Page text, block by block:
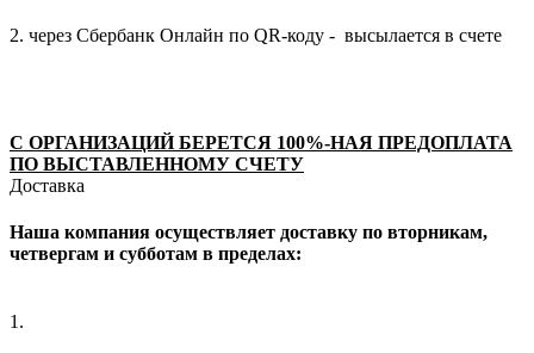
2. через Сбербанк Онлайн по QR-коду - высылается в счете
С ОРГАНИЗАЦИЙ БЕРЕТСЯ 100%-НАЯ ПРЕДОПЛАТА
ПО ВЫСТАВЛЕННОМУ СЧЕТУ
Доставка
Наша компания осуществляет доставку по вторникам,
четвергам и субботам в пределах:
1.